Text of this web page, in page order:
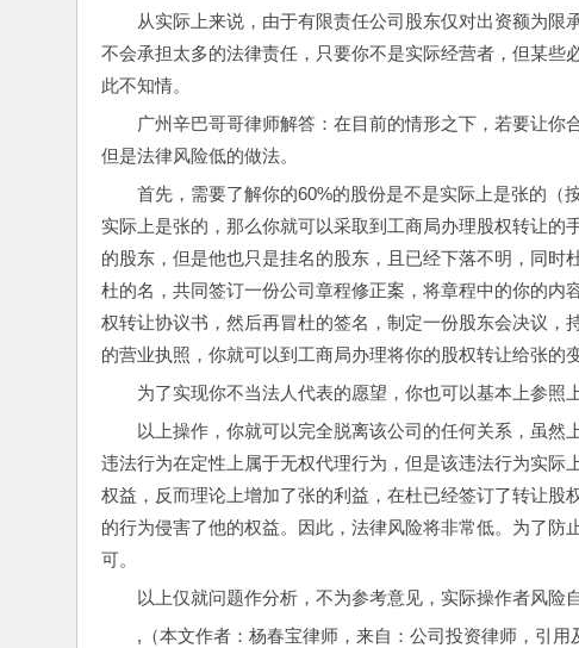
从实际上来说，由于有限责任公司股东仅对出资额为
不会承担太多的法律责任，只要你不是实际经营者，但某
此不知情。
广州辛巴哥哥律师解答：在目前的情形之下，若要让
但是法律风险低的做法。
首先，需要了解你的60%的股份是不是实际上是张的（
实际上是张的，那么你就可以采取到工商局办理股权转让
的股东，但是他也只是挂名的股东，且已经下落不明，同
杜的名，共同签订一份公司章程修正案，将章程中的你的
权转让协议书，然后再冒杜的签名，制定一份股东会决议
的营业执照，你就可以到工商局办理将你的股权转让给张的
为了实现你不当法人代表的愿望，你也可以基本上参照
以上操作，你就可以完全脱离该公司的任何关系，虽
违法行为在定性上属于无权代理行为，但是该违法行为实
权益，反而理论上增加了张的利益，在杜已经签订了转让
的行为侵害了他的权益。因此，法律风险将非常低。为了
可。
以上仅就问题作分析，不为参考意见，实际操作者风险自
,（本文作者：杨春宝律师，来自：公司投资律师，引用